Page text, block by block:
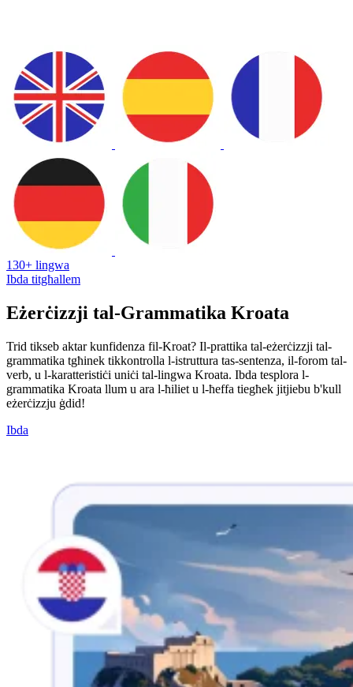
130+ lingwa
Ibda titgħallem
Eżerċizzji tal-Grammatika Kroata
Trid tikseb aktar kunfidenza fil-Kroat? Il-prattika tal-eżerċizzji tal-
grammatika tgħinek tikkontrolla l-istruttura tas-sentenza, il-forom tal-
verb, u l-karatteristiċi uniċi tal-lingwa Kroata. Ibda tesplora l-
grammatika Kroata llum u ara l-ħiliet u l-ħeffa tiegħek jitjiebu b'kull
eżerċizzju ġdid!
Ibda